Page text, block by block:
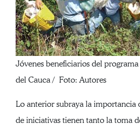
Jóvenes beneficiarios del
del Cauca / Foto: Autores
Lo anterior subraya la importancia
de iniciativas tienen tanto la toma